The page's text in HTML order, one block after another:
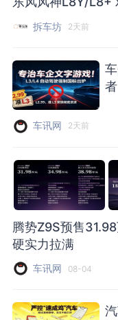
拆车坊 2天前
车讯网 2天前
腾势Z9S预售
硬实力拉满
车讯网 08-04